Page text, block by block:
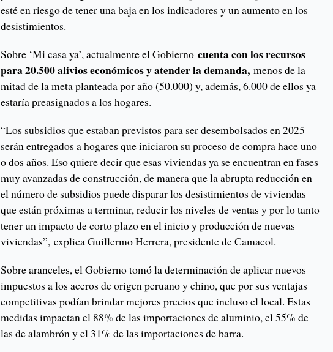
esté en riesgo de tener una baja en los indicadores y un aumento en los
desistimientos.
Sobre ‘Mi casa ya’, actualmente el Gobierno cuenta con los recursos
para 20.500 alivios económicos y atender la demanda, menos de la
mitad de la meta planteada por año (50.000) y, además, 6.000 de ellos ya
estaría preasignados a los hogares.
“Los subsidios que estaban previstos para ser desembolsados en 2025
serán entregados a hogares que iniciaron su proceso de compra hace uno
o dos años. Eso quiere decir que esas viviendas ya se encuentran en fases
muy avanzadas de construcción, de manera que la abrupta reducción en
el número de subsidios puede disparar los desistimientos de viviendas
que están próximas a terminar, reducir los niveles de ventas y por lo tanto
tener un impacto de corto plazo en el inicio y producción de nuevas
viviendas”, explica Guillermo Herrera, presidente de Camacol.
Sobre aranceles, el Gobierno tomó la determinación de aplicar nuevos
impuestos a los aceros de origen peruano y chino, que por sus ventajas
competitivas podían brindar mejores precios que incluso el local. Estas
medidas impactan el 88% de las importaciones de aluminio, el 55% de
las de alambrón y el 31% de las importaciones de barra.